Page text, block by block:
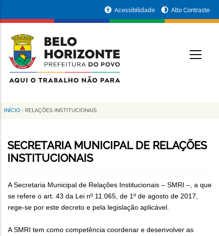
conteúdo
principal
da
Prefeitura
de
Horizonte
Acessibilidade Alto Contraste
Trilha
navegação
INÍCIO - RELAÇÕES INSTITUCIONAIS
SECRETARIA MUNICIPAL DE RELAÇÕES
INSTITUCIONAIS
A Secretaria Municipal de Relações Institucionais – SMRI –, a que
se refere o art. 43 da Lei nº 11.065, de 1º de agosto de 2017,
rege-se por este decreto e pela legislação aplicável.
A SMRI tem como competência coordenar e desenvolver as